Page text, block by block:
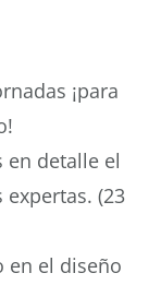
¡para
en detalle el
(23
en el diseño